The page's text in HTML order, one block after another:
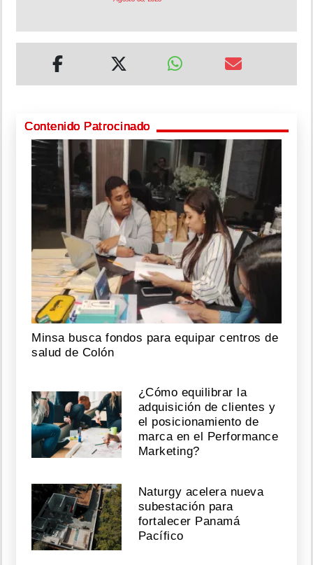
Contenido Patrocinado
Minsa busca fondos para equipar centros de
salud de Colón
¿Cómo equilibrar la
adquisición de clientes y
el posicionamiento de
marca en el Performance
Marketing?
Naturgy acelera nueva
subestación para
fortalecer Panamá
Pacífico